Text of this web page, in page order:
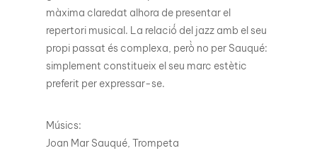
màxima claredat alhora de presentar el
repertori musical. La relació́ del jazz amb el seu
propi passat és complexa, però̀ no per Sauqué:
simplement constitueix el seu marc estètic
preferit per expressar-se.
Músics:
Joan Mar Sauqué, Trompeta